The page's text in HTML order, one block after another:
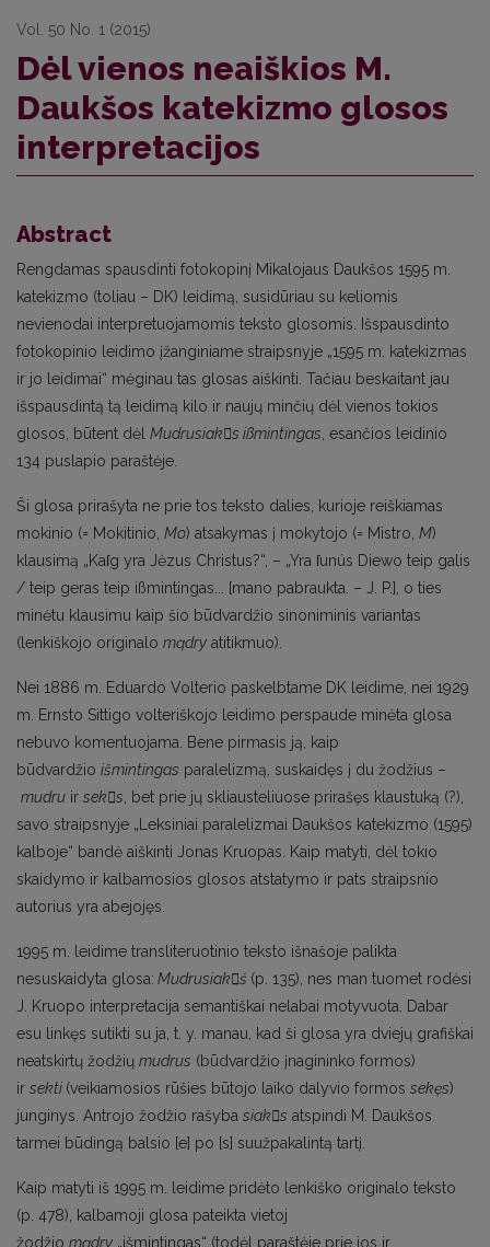
Vol. 50 No. 1 (2015)
Dėl vienos neaiškios M.
Daukšos katekizmo glosos
interpretacijos
Abstract
Rengdamas spausdinti fotokopinį Mikalojaus Daukšos 1595 m.
katekizmo (toliau – DK) leidimą, susidūriau su keliomis
nevienodai interpretuojamomis teksto glosomis. Išspausdinto
fotokopinio leidimo įžanginiame straipsnyje „1595 m. katekizmas
ir jo leidimai“ mėginau tas glosas aiškinti. Tačiau beskaitant jau
išspausdintą tą leidimą kilo ir naujų minčių dėl vienos tokios
glosos, būtent dėl Mudrusiaks ißmintingas , esančios leidinio
134 puslapio paraštėje.
Ši glosa prirašyta ne prie tos teksto dalies, kurioje reiškiamas
mokinio (= Mokitinio, Mo) atsakymas į mokytojo (= Mistro, M)
klausimą „Kaſg yra Jėzus Christus?“, – „Yra ſunús Diewo teip galis
/ teip geras teip ißmintingas... [mano pabraukta. – J. P.], o ties
minėtu klausimu kaip šio būdvardžio sinoniminis variantas
(lenkiškojo originalo mądry atitikmuo).
Nei 1886 m. Eduardo Volterio paskelbtame DK leidime, nei 1929
m. Ernsto Sittigo volteriškojo leidimo perspaude minėta glosa
nebuvo komentuojama. Bene pirmasis ją, kaip
būdvardžio išmintingas paralelizmą, suskaidęs į du žodžius –
mudru ir seks , bet prie jų skliausteliuose prirašęs klaustuką (?),
savo straipsnyje „Leksiniai paralelizmai Daukšos katekizmo (1595)
kalboje“ bandė aiškinti Jonas Kruopas. Kaip matyti, dėl tokio
skaidymo ir kalbamosios glosos atstatymo ir pats straipsnio
autorius yra abejojęs.
1995 m. leidime transliteruotinio teksto išnašoje palikta
nesuskaidyta glosa: Mudrusiakś (p. 135), nes man tuomet rodėsi
J. Kruopo interpretacija semantiškai nelabai motyvuota. Dabar
esu linkęs sutikti su ja, t. y. manau, kad ši glosa yra dviejų grafiškai
neatskirtų žodžių mudrus (būdvardžio įnagininko formos)
ir sekti (veikiamosios rūšies būtojo laiko dalyvio formos sekęs)
junginys. Antrojo žodžio rašyba siaks atspindi M. Daukšos
tarmei būdingą balsio [e] po [s] suužpakalintą tartį.
Kaip matyti iš 1995 m. leidime pridėto lenkiško originalo teksto
(p. 478), kalbamoji glosa pateikta vietoj
žodžio mądry „išmintingas“ (todėl paraštėje prie jos ir